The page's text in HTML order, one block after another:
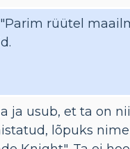
rüütel
ja usub, et ta on
lõpuks